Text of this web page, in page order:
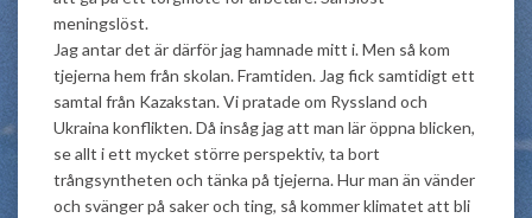
meningslöst.
Jag antar det är därför jag hamnade mitt i. Men så kom
tjejerna hem från skolan. Framtiden. Jag fick samtidigt ett
samtal från Kazakstan. Vi pratade om Ryssland och
Ukraina konflikten. Då insåg jag att man lär öppna blicken,
se allt i ett mycket större perspektiv, ta bort
trångsyntheten och tänka på tjejerna. Hur man än vänder
och svänger på saker och ting, så kommer klimatet att bli